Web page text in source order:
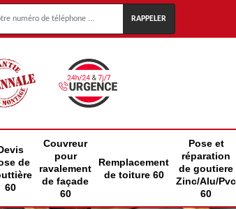
de
60
Couvreur
pour
ravalement
de façade
60
Remplacement
de toiture 60
Pose et
réparation
de goutiere
Zinc/Alu/Pvc
60